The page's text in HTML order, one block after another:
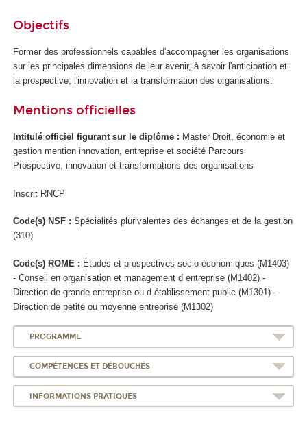
Objectifs
Former des professionnels capables d'accompagner les organisations
sur les principales dimensions de leur avenir, à savoir l'anticipation et
la prospective, l'innovation et la transformation des organisations.
Mentions officielles
Intitulé officiel figurant sur le diplôme : Master Droit, économie et
gestion mention innovation, entreprise et société Parcours
Prospective, innovation et transformations des organisations
Inscrit RNCP
Code(s) NSF : Spécialités plurivalentes des échanges et de la gestion
(310)
Code(s) ROME : Études et prospectives socio-économiques (M1403)
- Conseil en organisation et management d entreprise (M1402) -
Direction de grande entreprise ou d établissement public (M1301) -
Direction de petite ou moyenne entreprise (M1302)
PROGRAMME
COMPÉTENCES ET DÉBOUCHÉS
INFORMATIONS PRATIQUES